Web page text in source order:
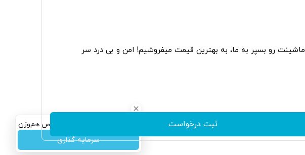
سرمایه‌گذاری همسنگ با شاخص هم‌وزن
سرمایه گذاری
ماشینت رو بسپر به ما، به بهترین قیمت میفروشیم! امن و بی درد سر
ثبت درخواست